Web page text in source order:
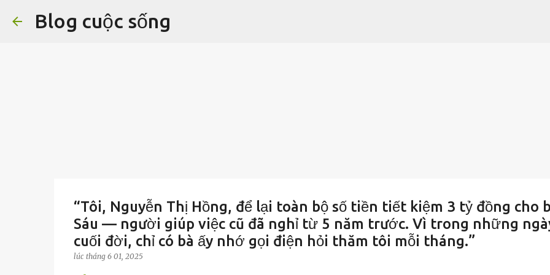
Blog cuộc sống
“Tôi, Nguyễn Thị Hồng, để lại toàn bộ số tiền tiết kiệm 3 tỷ đồng cho
Sáu — người giúp việc cũ đã nghỉ từ 5 năm trước. Vì trong những
cuối đời, chỉ có bà ấy nhớ gọi điện hỏi thăm tôi mỗi tháng.”
lúc tháng 6 01, 2025